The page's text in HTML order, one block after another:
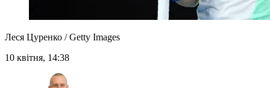
Леся Цуренко / Getty Images
10 квітня, 14:38